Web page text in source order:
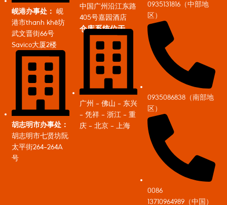
岘港办事处：
岘
港市thanh khê坊
武文晋街66号
Savico大厦2楼
胡志明市办事处：
胡志明市七贤坊阮
太平街264-264A
号
中国广州沿江东路
405号嘉园酒店
仓库系统位于
广州 - 佛山 - 东兴
- 凭祥 - 浙江 - 重
庆 - 北京 - 上海
0935131816（中部地
区）
0935086838（南部地
区）
0086
13710964989（中国）